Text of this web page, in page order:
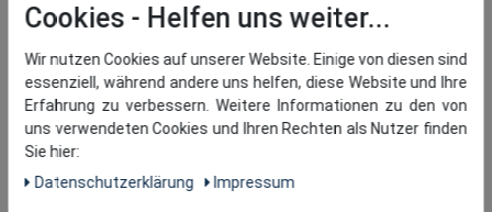
Cookies
Wir nutzen Cookies auf unserer Website. Einige von diesen sind
essenziell, während andere uns helfen, diese Website und Ihre
Erfahrung zu verbessern. Weitere Informationen zu den von
uns verwendeten Cookies und Ihren Rechten als Nutzer finden
Sie hier:
Daten­schutz­erklärung
Impressum